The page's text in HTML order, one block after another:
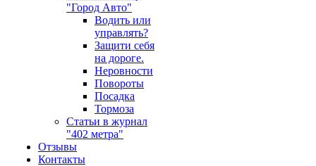
"Город Авто"
Водить или
управлять?
Защити себя
на дороге.
Неровности
Повороты
Посадка
Тормоза
Статьи в журнал
"402 метра"
Отзывы
Контакты